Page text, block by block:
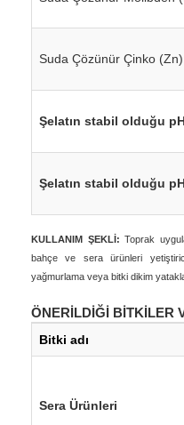
Suda Çözünür Çinko (Zn)
Şelatın stabil olduğu pH
Şelatın stabil olduğu
KULLANIM ŞEKLİ:Toprak
bahçe ve sera ürünleri
yağmurlama veya bitki dikim
ÖNERİLDİĞİ BİTKİLER
Bitki adı
Sera Ürünleri